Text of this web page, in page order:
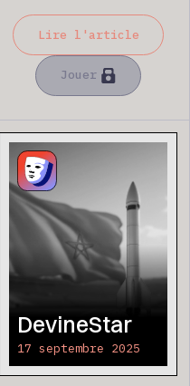
Lire l'article
Jouer
DevineStar
17 septembre 2025